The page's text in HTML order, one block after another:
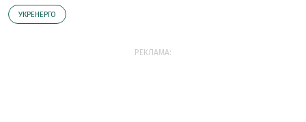
УКРЕНЕРГО
РЕКЛАМА: